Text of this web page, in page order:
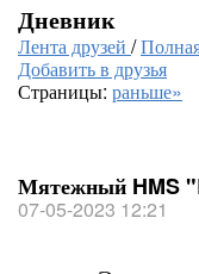
Дневник
Лента друзей /
Добавить в друзья
Страницы: раньше»
Мятежный HMS
07-05-2023 12:21